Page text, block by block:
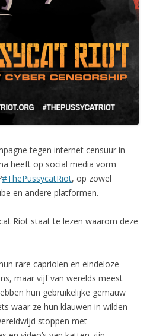
tegen internet censuur in
heeft op social media vorm
#ThePussycatRiot, op zowel
en andere platformen.
Riot staat te lezen waarom deze
rare capriolen en eindeloze
maar vijf van werelds meest
hun gebruikelijke gemauw
waar ze hun klauwen in wilden
stoppen met